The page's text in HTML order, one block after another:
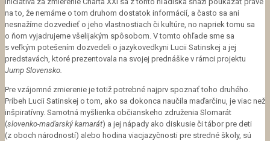
na to, že nemáme o tom druhom dostatok informácií, a často sa ani
nesnažíme dozvedieť o jeho vlastnostiach či kultúre, no napriek tomu sa
o ňom vyjadrujeme všelijakým spôsobom. V tomto ohľade sme sa
s veľkým potešením dozvedeli o jazykovedkyni Lucii Satinskej a jej
predstavách, ktoré prezentovala na svojej prednáške v rámci projektu
Jump Slovensko.
Pre vzájomné zmierenie je totiž potrebné najprv spoznať toho druhého.
Príbeh Lucii Satinskej o tom, ako sa dokonca naučila maďarčinu, je viac než
inšpiratívny. Samotná myšlienka občianskeho združenia Slomarát
(slovenko-maďarský kamarát) a jej nápady ako diskusie či tábor pre deti
(z oboch národností) alebo hodina viacjazyčnosti pre stredné školy, sú